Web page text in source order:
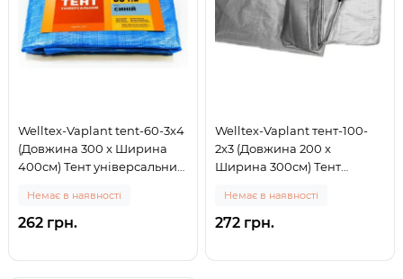
Welltex-Vaplant tent-60-3x4
(Довжина 300 x Ширина
400см) Тент універсальний,
м2 (0)
Немає в наявності
262 грн.
Welltex-Vaplant тент-100-
2x3 (Довжина 200 x
Ширина 300см) Тент
щільність 100 г/м2 (0)
Немає в наявності
272 грн.